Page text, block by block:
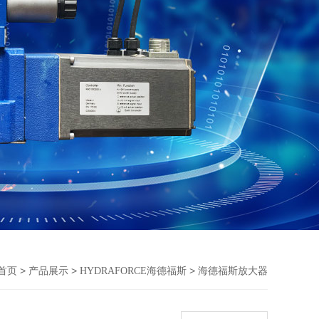
页 > 产品展示 > HYDRAFORCE海德福斯 > 海德福斯放大器